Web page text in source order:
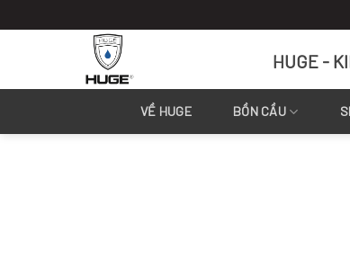
to
HUGE -
VỀ HUGE BỒN CẦU